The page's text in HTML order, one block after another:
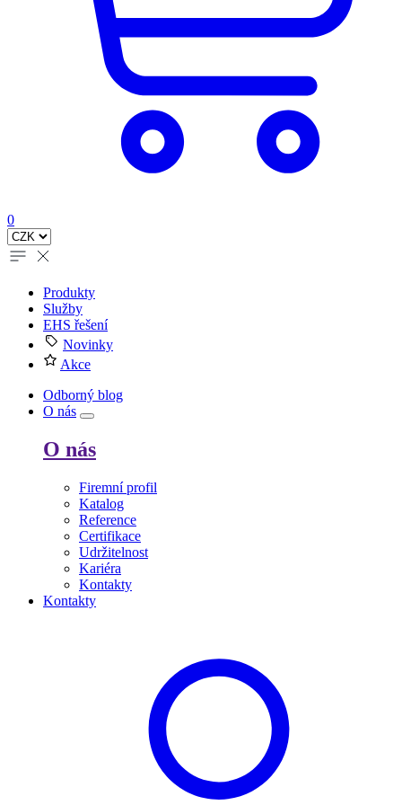
0
Produkty
Služby
EHS řešení
Novinky
Akce
Odborný blog
O nás
O nás
Firemní profil
Katalog
Reference
Certifikace
Udržitelnost
Kariéra
Kontakty
Kontakty